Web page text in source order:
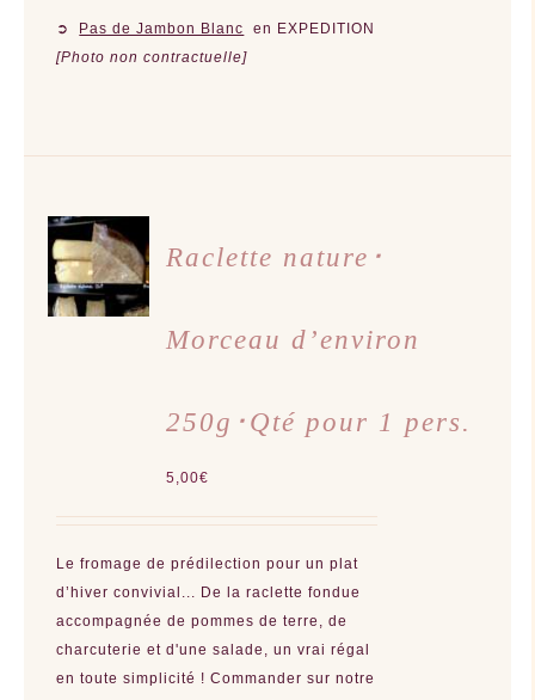
➲ Pas de Jambon Blanc en EXPEDITION
[Photo non contractuelle]
AJOUTER
AU
PANIER
/
DÉTAILS
Raclette nature･
Morceau d’environ
250g･Qté pour 1 pers.
5,00€
Le fromage de prédilection pour un plat
d’hiver convivial... De la raclette fondue
accompagnée de pommes de terre, de
charcuterie et d'une salade, un vrai régal
en toute simplicité ! Commander sur notre